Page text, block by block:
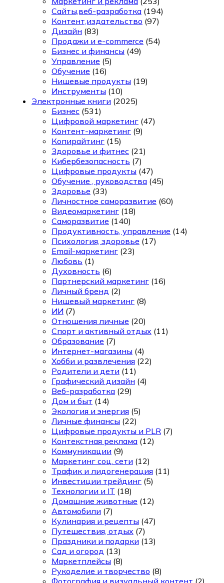
Сайты,веб-разработка (194)
Контент,издательство (97)
Дизайн (83)
Продажи и e-commerce (54)
Бизнес и финансы (49)
Управление (5)
Обучение (16)
Нишевые продукты (19)
Инструменты (10)
Электронные книги (2025)
Бизнес (531)
Цифровой маркетинг (47)
Контент-маркетинг (9)
Копирайтинг (15)
Здоровье и фитнес (21)
Кибербезопасность (7)
Цифровые продукты (47)
Обучение , руководства (45)
Здоровье (33)
Личностное саморазвитие (60)
Видеомаркетинг (18)
Саморазвитие (140)
Продуктивность, управление (14)
Психология, здоровье (17)
Email-маркетинг (23)
Любовь (1)
Духовность (6)
Партнерский маркетинг (16)
Личный бренд (2)
Нишевый маркетинг (8)
ИИ (7)
Отношения личные (20)
Спорт и активный отдых (11)
Образование (7)
Интернет-магазины (4)
Хобби и развлечения (22)
Родители и дети (11)
Графический дизайн (4)
Веб-разработка (29)
Дом и быт (14)
Экология и энергия (5)
Личные финансы (22)
Цифровые продукты и PLR (7)
Контекстная реклама (12)
Коммуникации (9)
Маркетинг соц. сети (12)
Трафик и лидогенерация (11)
Инвестиции трейдинг (5)
Технологии и IT (18)
Домашние животные (12)
Автомобили (7)
Кулинария и рецепты (47)
Путешествия, отдых (7)
Праздники и подарки (13)
Сад и огород (13)
Маркетплейсы (8)
Рукоделие и творчество (8)
Фотография и визуальный контент (2)